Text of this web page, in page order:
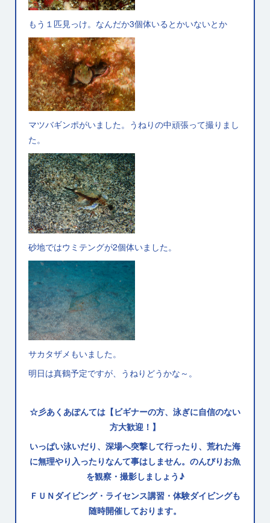
もう１匹見っけ。なんだか3個体いるとかいないとか
マツバギンポがいました。うねりの中頑張って撮りまし
た。
砂地ではウミテングが2個体いました。
サカタザメもいました。
明日は真鶴予定ですが、うねりどうかな～。
☆彡あくあぽんては【ビギナーの方、泳ぎに自信のない
方大歓迎！】
いっぱい泳いだり、深場へ突撃して行ったり、荒れた海
に無理やり入ったりなんて事はしません。のんびりお魚
を観察・撮影しましょう♪
ＦＵＮダイビング・ライセンス講習・体験ダイビングも
随時開催しております。